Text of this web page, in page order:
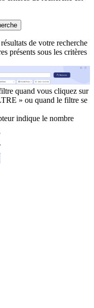
de votre recherche
présents sous les critères
quand vous cliquez sur
» ou quand le filtre se
indique le nombre